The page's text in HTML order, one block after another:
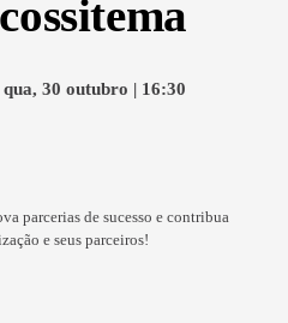
30 outubro | 16:30
parcerias de sucesso e contribua
e seus parceiros!